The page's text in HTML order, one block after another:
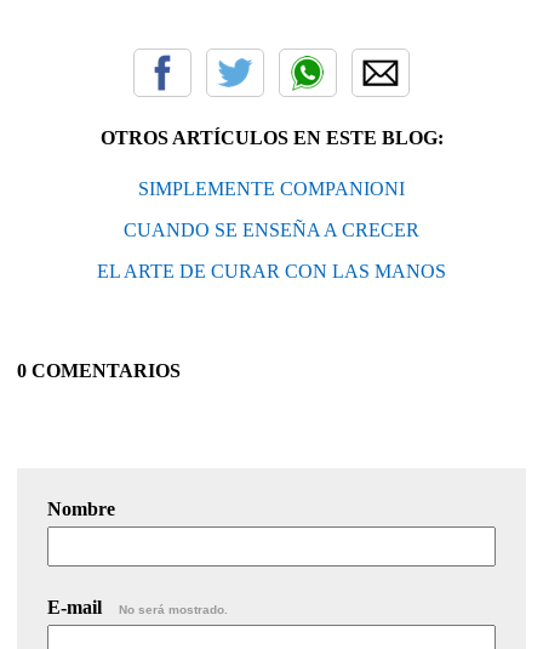
OTROS ARTÍCULOS EN ESTE BLOG:
SIMPLEMENTE COMPANIONI
CUANDO SE ENSEÑA A CRECER
EL ARTE DE CURAR CON LAS MANOS
0 COMENTARIOS
Nombre
E-mail No será mostrado.